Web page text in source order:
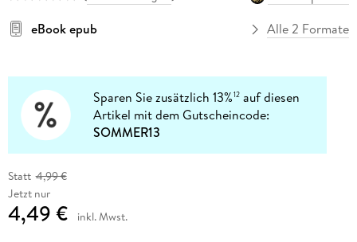
eBook epub
Alle 2 Formate
Sparen Sie zusätzlich 13%12 auf diesen
Artikel mit dem Gutscheincode:
SOMMER13
Statt 4,99 €
Jetzt nur
4,49 € inkl. Mwst.